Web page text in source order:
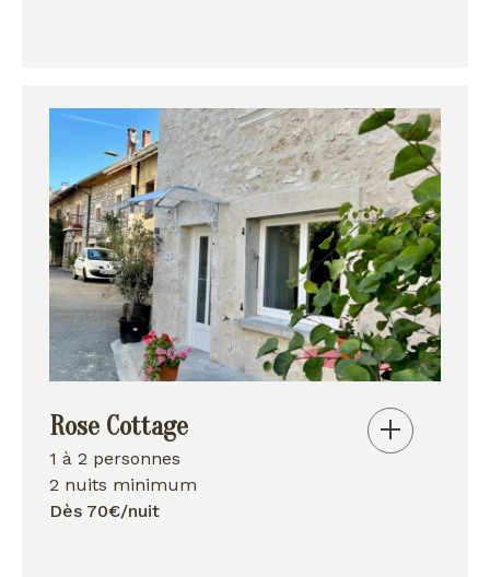
Rose Cottage
1 à 2 personnes
2 nuits minimum
Dès 70€/nuit